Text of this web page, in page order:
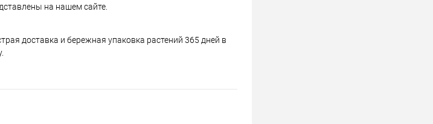
на нашем сайте.
доставка и бережная упаковка растений 365 дней в